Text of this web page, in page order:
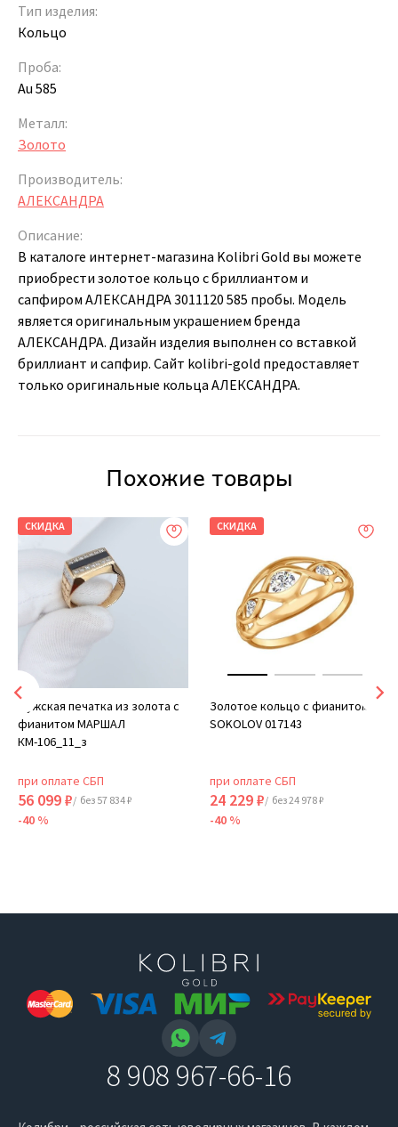
Тип изделия:
Кольцо
Проба:
Au 585
Металл:
Золото
Производитель:
АЛЕКСАНДРА
Описание:
В каталоге интернет-магазина Kolibri Gold вы можете
приобрести золотое кольцо с бриллиантом и
сапфиром АЛЕКСАНДРА 3011120 585 пробы. Модель
является оригинальным украшением бренда
АЛЕКСАНДРА. Дизайн изделия выполнен со вставкой
бриллиант и сапфир. Сайт kolibri-gold предоставляет
только оригинальные кольца АЛЕКСАНДРА.
Похожие товары
СКИДКА
Мужская печатка из золота с
фианитом МАРШАЛ
КМ-106_11_з
при оплате СБП
56 099 ₽/ без 57 834 ₽
-40 %
СКИДКА
Золотое кольцо с фианитом
SOKOLOV 017143
при оплате СБП
24 229 ₽/ без 24 978 ₽
-40 %
8 908 967-66-16